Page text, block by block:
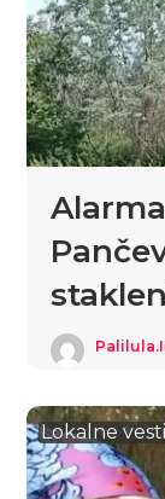
Lokalne vesti